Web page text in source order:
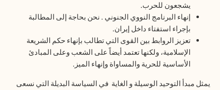
يشجعون للحرب.
إنهاء البرنامج النووي الجنوني . نحن بحاجة إلى المطالبة
بإجراء استفتاء داخل إيران.
تعزيز الروابط بين القوى التي تطالب بإنهاء حكم الشريعة
الإسلامية، ولكنها تعتمد أيضاً على الشعب وعلى المبادئ
الأساسية للحرية والمساواة وإنهاء الميز.
يمثل مبدأ التوحيد الوسيلة و الغاية في السياسة البديلة التي نسعى